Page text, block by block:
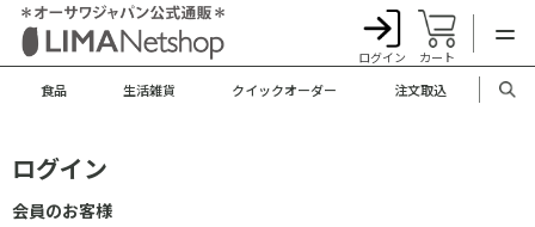
ログイン カート
食品 生活雑貨 クイックオーダー 注文取込
ログイン
会員のお客様